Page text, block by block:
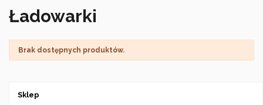
Ładowarki
Brak dostępnych produktów.
Sklep